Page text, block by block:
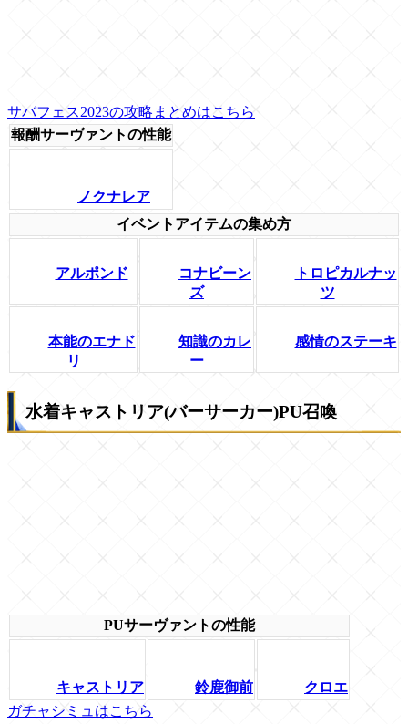
サバフェス2023の攻略まとめはこちら
報酬サーヴァントの性能
ノクナレア
イベントアイテムの集め方
アルポンド
コナビーン
ズ
トロピカルナッ
ツ
本能のエナド
リ
知識のカレ
ー
感情のステーキ
水着キャストリア(バーサーカー)PU召喚
PUサーヴァントの性能
キャストリア 鈴鹿御前
クロエ
ガチャシミュはこちら